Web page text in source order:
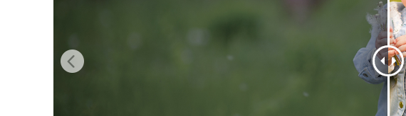
Dịch vụ chỉnh sửa sản phẩm